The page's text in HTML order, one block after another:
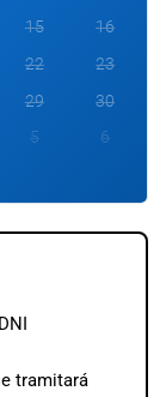
15
16
22
23
29
30
5 6
tramitará